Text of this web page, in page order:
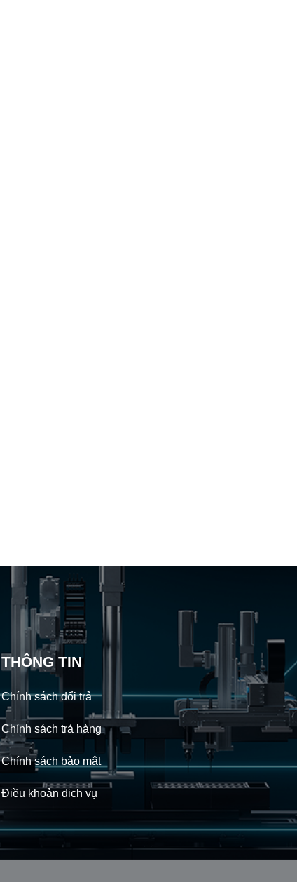
THÔNG TIN
Chính sách đổi trả
Chính sách trả hàng
Chính sách bảo mật
Điều khoản dich vụ